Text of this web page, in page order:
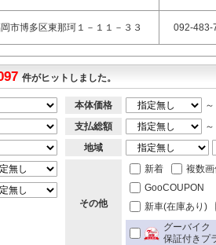
市博多区東那珂１－１１－３３ 092-483-
件がヒットしました。
本体価格 ～
支払総額
～
地域
その他
新着 複数
GooCOUPON
新車(在庫あり)
グーバイク
保証付きプ